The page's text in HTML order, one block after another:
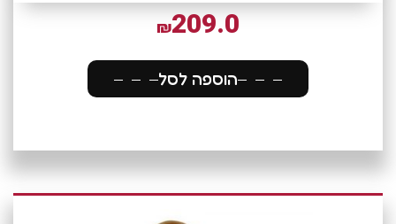
₪209.0
הוספה לסל